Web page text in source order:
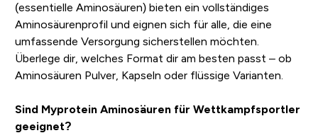
(essentielle Aminosäuren) bieten ein vollständiges
Aminosäurenprofil und eignen sich für alle, die eine
umfassende Versorgung sicherstellen möchten.
Überlege dir, welches Format dir am besten passt – ob
Aminosäuren Pulver, Kapseln oder flüssige Varianten.
Sind Myprotein Aminosäuren für Wettkampfsportler
geeignet?